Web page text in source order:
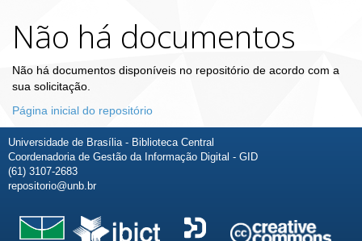
Não há documentos
Não há documentos disponíveis no repositório de acordo com a
sua solicitação.
Página inicial do repositório
Universidade de Brasília - Biblioteca Central
Coordenadoria de Gestão da Informação Digital - GID
(61) 3107-2683
repositorio@unb.br